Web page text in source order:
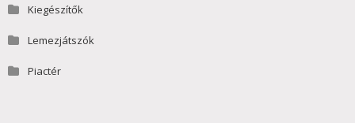
Kiegészítők
Lemezjátszók
Piactér